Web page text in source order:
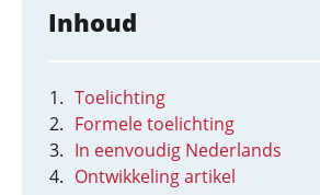
Inhoud
Toelichting
Formele toelichting
In eenvoudig Nederlands
Ontwikkeling artikel